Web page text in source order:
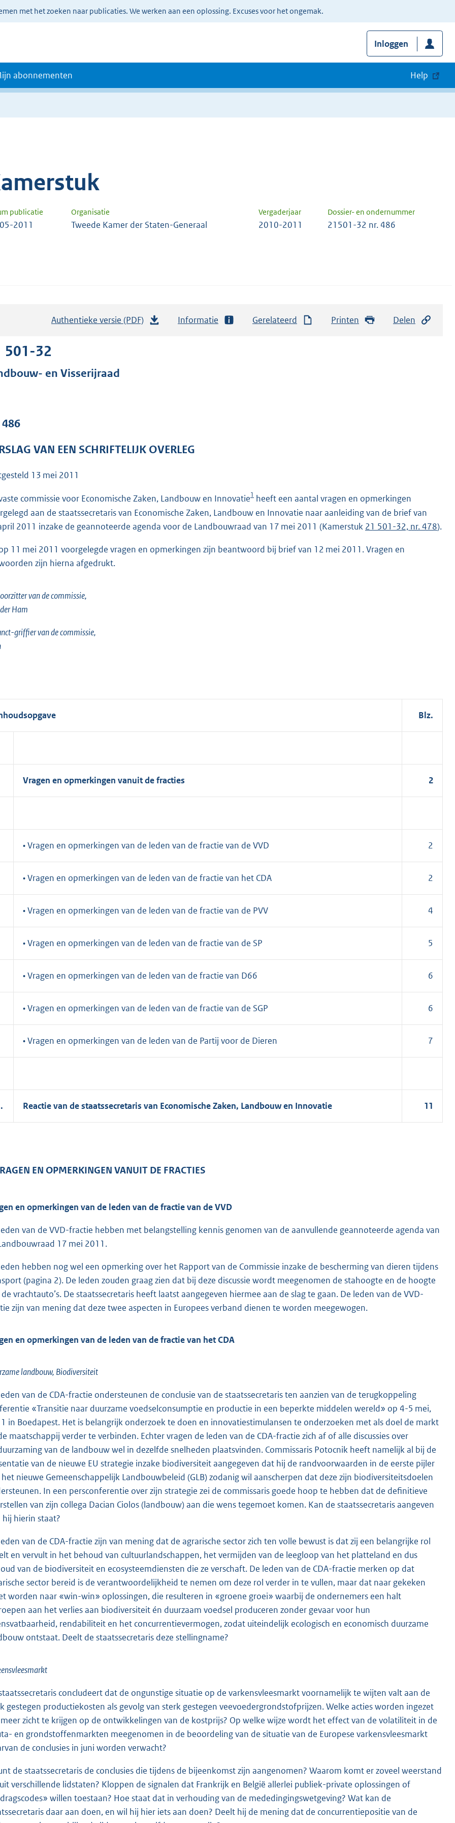
met het zoeken naar publicaties. We werken aan een oplossing. Excuses voor het ongemak.
Inloggen
abonnementen Help
publicatie Organisatie Vergaderjaar Dossier- en ondernummer
2011 Tweede Kamer der Staten-Generaal 2010-2011 21501-32 nr. 486
Authentieke versie (PDF)
r
t
e
:
7
Informatie Gerelateerd Printen Delen
501-32
en Visserijraad
486
VAN EEN SCHRIFTELIJK OVERLEG
13 mei 2011
commissie voor Economische Zaken, Landbouw en Innovatie1 heeft een aantal vragen en opmerkingen
aan de staatssecretaris van Economische Zaken, Landbouw en Innovatie naar aanleiding van de brief van
2011 inzake de geannoteerde agenda voor de Landbouwraad van 17 mei 2011 (Kamerstuk 21 501-32, nr. 478).
11 mei 2011 voorgelegde vragen en opmerkingen zijn beantwoord bij brief van 12 mei 2011. Vragen en
zijn hierna afgedrukt.
van de commissie,
Ham
griffier van de commissie,
Blz.
Vragen en opmerkingen vanuit de fracties 2
• Vragen en opmerkingen van de leden van de fractie van de VVD 2
• Vragen en opmerkingen van de leden van de fractie van het CDA 2
• Vragen en opmerkingen van de leden van de fractie van de PVV 4
• Vragen en opmerkingen van de leden van de fractie van de SP 5
• Vragen en opmerkingen van de leden van de fractie van D66 6
• Vragen en opmerkingen van de leden van de fractie van de SGP 6
• Vragen en opmerkingen van de leden van de Partij voor de Dieren 7
Reactie van de staatssecretaris van Economische Zaken, Landbouw en Innovatie 11
EN OPMERKINGEN VANUIT DE FRACTIES
en opmerkingen van de leden van de fractie van de VVD
van de VVD-fractie hebben met belangstelling kennis genomen van de aanvullende geannoteerde agenda van
17 mei 2011.
hebben nog wel een opmerking over het Rapport van de Commissie inzake de bescherming van dieren tijdens
(pagina 2). De leden zouden graag zien dat bij deze discussie wordt meegenomen de stahoogte en de hoogte
vrachtauto’s. De staatssecretaris heeft laatst aangegeven hiermee aan de slag te gaan. De leden van de VVD-
zijn van mening dat deze twee aspecten in Europees verband dienen te worden meegewogen.
en opmerkingen van de leden van de fractie van het CDA
landbouw, Biodiversiteit
van de CDA-fractie ondersteunen de conclusie van de staatssecretaris ten aanzien van de terugkoppeling
«Transitie naar duurzame voedselconsumptie en productie in een beperkte middelen wereld» op 4-5 mei,
in Boedapest. Het is belangrijk onderzoek te doen en innovatiestimulansen te onderzoeken met als doel de markt
maatschappij verder te verbinden. Echter vragen de leden van de CDA-fractie zich af of alle discussies over
van de landbouw wel in dezelfde snelheden plaatsvinden. Commissaris Potocnik heeft namelijk al bij de
van de nieuwe EU strategie inzake biodiversiteit aangegeven dat hij de randvoorwaarden in de eerste pijler
nieuwe Gemeenschappelijk Landbouwbeleid (GLB) zodanig wil aanscherpen dat deze zijn biodiversiteitsdoelen
In een persconferentie over zijn strategie zei de commissaris goede hoop te hebben dat de definitieve
van zijn collega Dacian Ciolos (landbouw) aan die wens tegemoet komen. Kan de staatssecretaris aangeven
hij hierin staat?
van de CDA-fractie zijn van mening dat de agrarische sector zich ten volle bewust is dat zij een belangrijke rol
en vervult in het behoud van cultuurlandschappen, het vermijden van de leegloop van het platteland en dus
van de biodiversiteit en ecosysteemdiensten die ze verschaft. De leden van de CDA-fractie merken op dat
sector bereid is de verantwoordelijkheid te nemen om deze rol verder in te vullen, maar dat naar gekeken
worden naar «win-win» oplossingen, die resulteren in «groene groei» waarbij de ondernemers een halt
aan het verlies aan biodiversiteit én duurzaam voedsel produceren zonder gevaar voor hun
rendabiliteit en het concurrentievermogen, zodat uiteindelijk ecologisch en economisch duurzame
ontstaat. Deelt de staatssecretaris deze stellingname?
concludeert dat de ongunstige situatie op de varkensvleesmarkt voornamelijk te wijten valt aan de
gestegen productiekosten als gevolg van sterk gestegen veevoedergrondstofprijzen. Welke acties worden ingezet
zicht te krijgen op de ontwikkelingen van de kostprijs? Op welke wijze wordt het effect van de volatiliteit in de
en grondstoffenmarkten meegenomen in de beoordeling van de situatie van de Europese varkensvleesmarkt
de conclusies in juni worden verwacht?
de staatssecretaris de conclusies die tijdens de bijeenkomst zijn aangenomen? Waarom komt er zoveel weerstand
verschillende lidstaten? Kloppen de signalen dat Frankrijk en België allerlei publiek-private oplossingen of
willen toestaan? Hoe staat dat in verhouding van de mededingingswetgeving? Wat kan de
daar aan doen, en wil hij hier iets aan doen? Deelt hij de mening dat de concurrentiepositie van de